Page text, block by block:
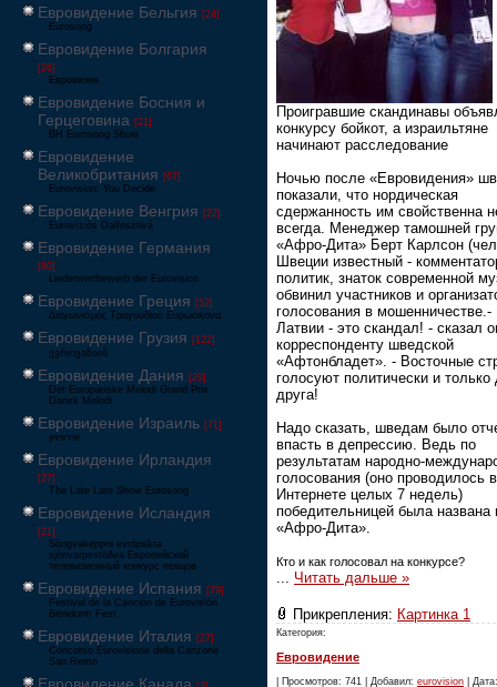
Евровидение Бельгия [24]
Eurosong
Евровидение Болгария
[26]
Евровизия
Евровидение Босния и
Герцеговина [21]
BH Eurosong Show
Евровидение
Великобритания [67]
Eurovision: You Decide
Евровидение Венгрия [22]
Eurovíziós Dalfesztivá
Евровидение Германия
[80]
Liederwettbewerb der Eurovision
Евровидение Греция [52]
Διαγωνισμός Τραγουδιού Ευρώεικονα
Евровидение Грузия [122]
ევროვიზიის
Евровидение Дания [29]
Det Europæiske Melodi Grand Prix
Dansk Melodi
Евровидение Израиль [71]
‏אירוויזיון
Евровидение Ирландия
[27]
The Late Late Show Eurosong
Евровидение Исландия
[21]
Söngvakeppni evrópskra
sjónvarpsstöðva Европейский
телевизионный конкурс певцов
Евровидение Испания [79]
Festival de la Canción de Eurovisión
Benidorm Fest
Евровидение Италия [27]
Concorso Eurovisione della Canzone
San Remo
Проигравшие скандинавы
конкурсу бойкот, а израильтяне
начинают расследование
Ночью после «Евровидения»
показали, что нордическая
сдержанность им свойственна
всегда. Менеджер тамошней
«Афро-Дита» Берт Карлсон
Швеции известный -
политик, знаток современной
обвинил участников и
голосования в
Латвии - это скандал! - сказал
корреспонденту шведской
«Афтонбладет». - Восточные
голосуют политически и только
друга!
Надо сказать, шведам было
впасть в депрессию. Ведь по
результатам народно-
голосования (оно проводилось в
Интернете целых 7 недель)
победительницей была названа
«Афро-Дита».
Кто и как голосовал на конкурсе?
Читать дальше »
Прикрепления: Картинка 1
Категория:
Евровидение
| Просмотров: 741 | Добавил: eurovision |